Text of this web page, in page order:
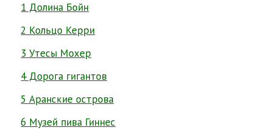
1 Долина Бойн
2 Кольцо Керри
3 Утесы Мохер
4 Дорога гигантов
5 Аранские острова
6 Музей пива Гиннес